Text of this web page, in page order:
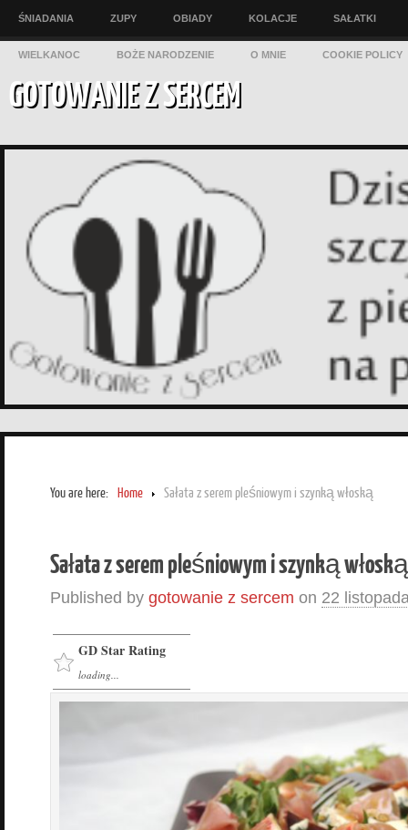
ŚNIADANIA ZUPY OBIADY KOLACJE SAŁATKI
WIELKANOC BOŻE NARODZENIE O MNIE COOKIE POLICY
GOTOWANIE Z SERCEM
You are here: Home Sałata z serem pleśniowym i szynką włoską
Sałata z serem pleśniowym i szynką włoską
Published by gotowanie z sercem on 22
GD Star Rating
loading...